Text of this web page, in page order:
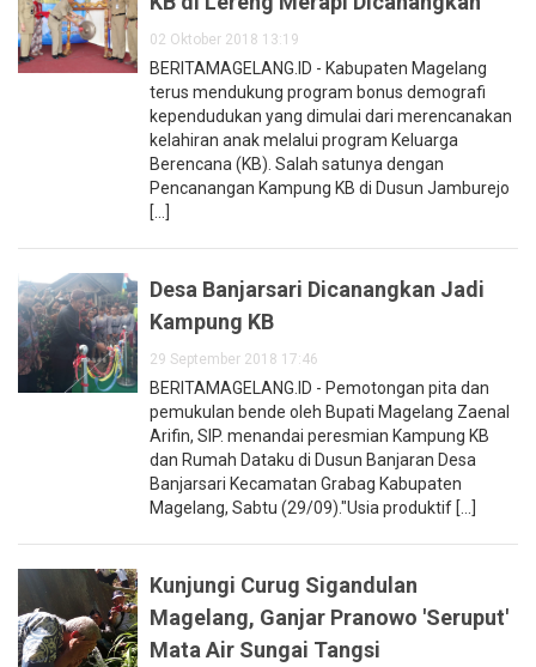
02 Oktober 2018 13:19
BERITAMAGELANG.ID - Kabupaten Magelang
terus mendukung program bonus demografi
kependudukan yang dimulai dari merencanakan
kelahiran anak melalui program Keluarga
Berencana (KB). Salah satunya dengan
Pencanangan Kampung KB di Dusun Jamburejo
[...]
Desa Banjarsari Dicanangkan Jadi
Kampung KB
29 September 2018 17:46
BERITAMAGELANG.ID - Pemotongan pita dan
pemukulan bende oleh Bupati Magelang Zaenal
Arifin, SIP. menandai peresmian Kampung KB
dan Rumah Dataku di Dusun Banjaran Desa
Banjarsari Kecamatan Grabag Kabupaten
Magelang, Sabtu (29/09)."Usia produktif [...]
Kunjungi Curug Sigandulan
Magelang, Ganjar Pranowo 'Seruput'
Mata Air Sungai Tangsi